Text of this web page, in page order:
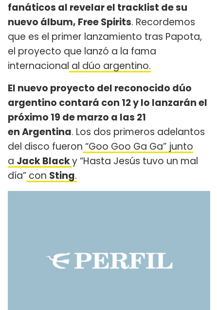
fanáticos al revelar el tracklist de su
nuevo álbum, Free Spirits. Recordemos
que es el primer lanzamiento tras Papota,
el proyecto que lanzó a la fama
internacional al dúo argentino.
El nuevo proyecto del reconocido dúo
argentino contará con 12 y lo lanzarán el
próximo 19 de marzo a las 21
en Argentina. Los dos primeros adelantos
del disco fueron “Goo Goo Ga Ga” junto
a Jack Blacky “Hasta Jesús tuvo un mal
día” con Sting.